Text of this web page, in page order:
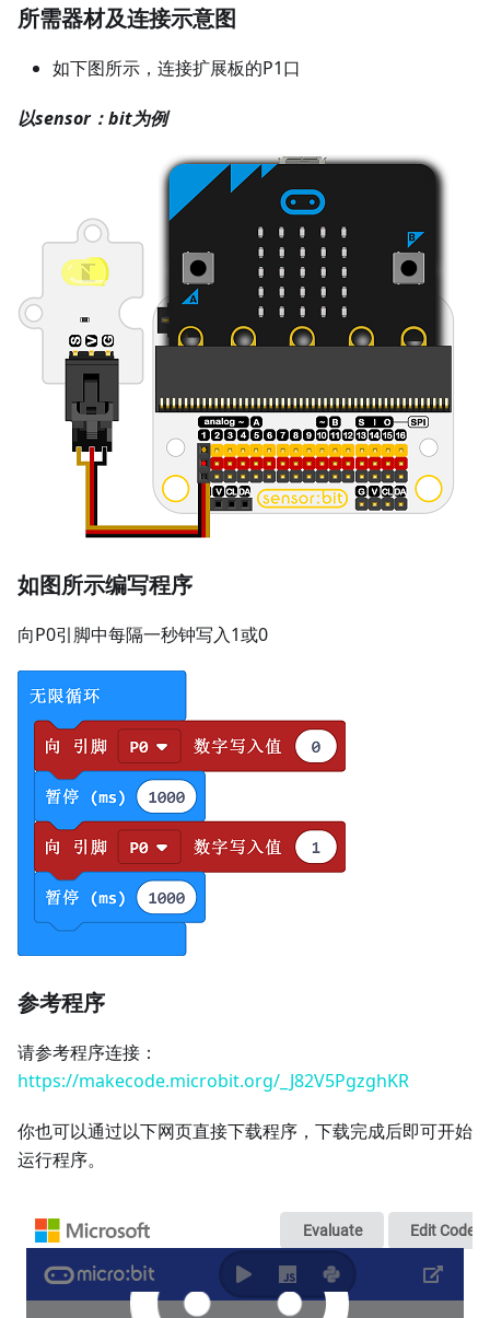
所需器材及连接示意图
如下图所示，连接扩展板的P1口
以sensor：bit为例
如图所示编写程序
向P0引脚中每隔一秒钟写入1或0
参考程序
请参考程序连接：
https://makecode.microbit.org/_J82V5PgzghKR
你也可以通过以下网页直接下载程序，下载完成后即可开始
运行程序。